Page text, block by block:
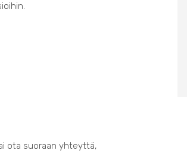
ota suoraan yhteyttä,